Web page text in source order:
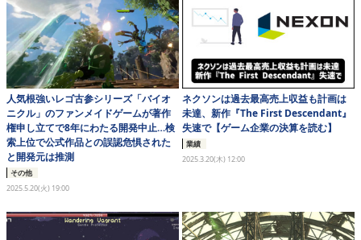
人気根強いレゴ古参シリーズ「バイオ
ニクル」のファンメイドゲームが著作
権申し立てで8年にわたる開発中止…検
索上位で公式作品との誤認危惧された
と開発元は推測
その他
2025.5.20(火) 19:00
ネクソンは過去最高売上収益も計画は
未達、新作『The First Descendant』
失速で【ゲーム企業の決算を読む】
業績
2025.3.20(木) 12:00